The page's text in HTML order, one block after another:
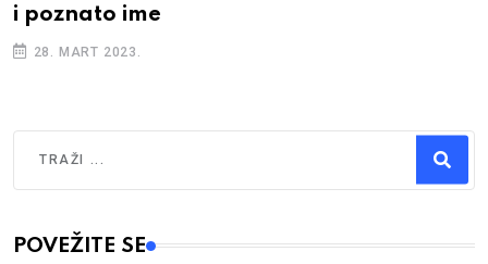
i poznato ime
28. MART 2023.
Type 2 or more characters for results.
POVEŽITE SE